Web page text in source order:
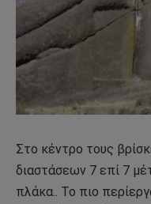
Στο κέντρο τους
διαστάσεων 7 επί 7
πλάκα.. Το πιο